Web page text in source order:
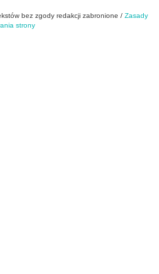
bez zgody redakcji zabronione / Zasady
strony